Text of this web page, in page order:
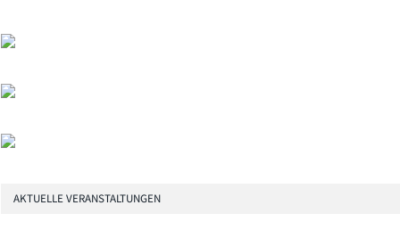
AKTUELLE VERANSTALTUNGEN